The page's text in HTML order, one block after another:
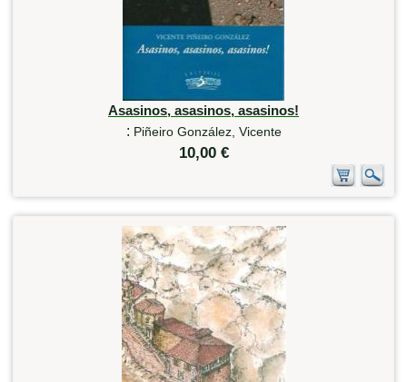
Asasinos, asasinos, asasinos!
: Piñeiro González, Vicente
10,00 €